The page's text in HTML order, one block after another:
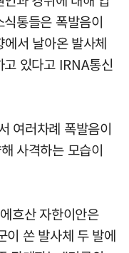
통들은 폭발음이
서 날아온 발사체
있다고 IRNA통신
여러차례 폭발음이
사격하는 모습이
흐산 자한이안은
이 쏜 발사체 두 발에